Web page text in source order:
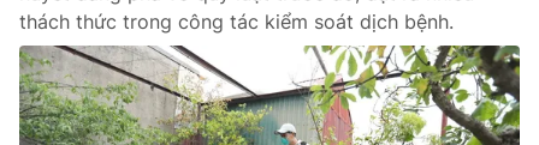
Ðiện thoại Thời báo VTV:024.66 897 897
Email:toasoan@vtv.vn
Liên hệ quảng cáo:024-7300.7108
thách thức trong công tác kiểm soát dịch bệnh.